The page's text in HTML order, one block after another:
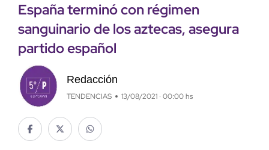
España terminó con régimen
sanguinario de los aztecas, asegura
partido español
Redacción
TENDENCIAS 13/08/2021 · 00:00 hs